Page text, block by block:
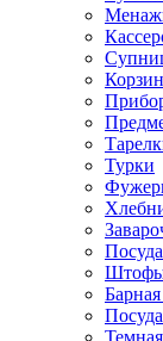
Турки